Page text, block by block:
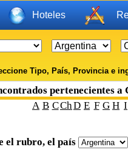
Hoteles
Tipo, País, Provincia e
pertenecientes
A B CChD E F G H I
el rubro, el país